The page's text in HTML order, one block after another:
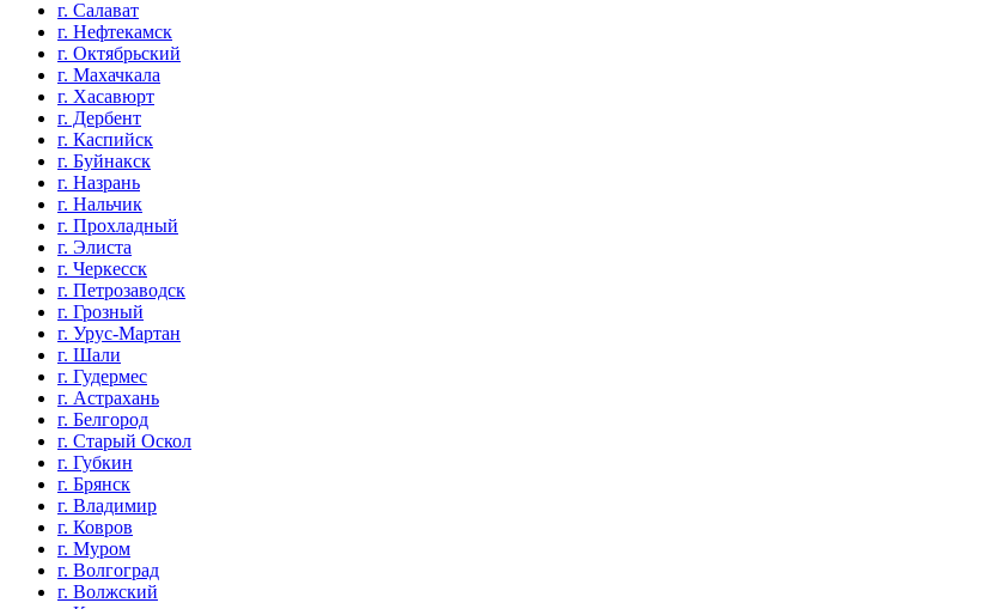
г. Салават
г. Нефтекамск
г. Октябрьский
г. Махачкала
г. Хасавюрт
г. Дербент
г. Каспийск
г. Буйнакск
г. Назрань
г. Нальчик
г. Прохладный
г. Элиста
г. Черкесск
г. Петрозаводск
г. Грозный
г. Урус-Мартан
г. Шали
г. Гудермес
г. Астрахань
г. Белгород
г. Старый Оскол
г. Губкин
г. Брянск
г. Владимир
г. Ковров
г. Муром
г. Волгоград
г. Волжский